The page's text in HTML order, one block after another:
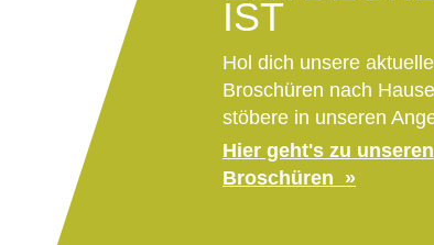
IST
Hol dich unsere
Broschüren nach
stöbere in unseren
Hier geht's zu unseren
Broschüren